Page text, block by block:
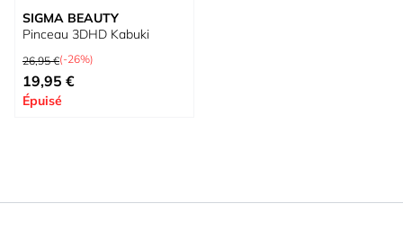
SIGMA BEAUTY
Pinceau 3DHD Kabuki
Prix normal
26,95 €(-26%)
Prix spécial
19,95 €
Épuisé